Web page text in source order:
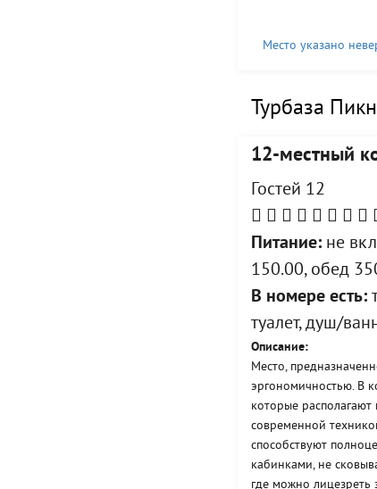
Место указано
Турбаза
12-местный
Гостей 12
Питание:не
150.00, обед
В номере есть:
туалет, душ/
Описание:
Место,
эргономичностью. В
которые
современной
способствуют
кабинками, не
где можно лицезреть